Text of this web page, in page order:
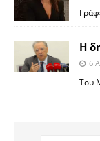
Η
6
Του